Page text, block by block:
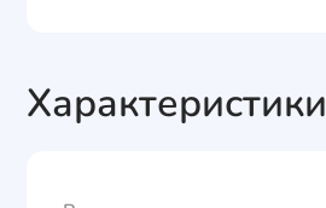
Характеристики